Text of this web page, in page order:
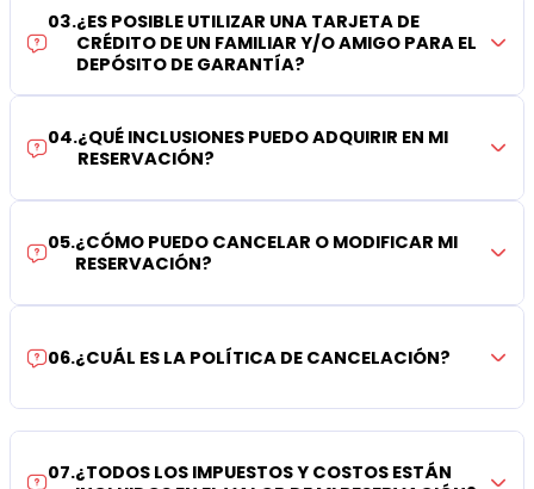
03.¿ES POSIBLE UTILIZAR UNA TARJETA DE
CRÉDITO DE UN FAMILIAR Y/O AMIGO PARA EL
DEPÓSITO DE GARANTÍA?
04.¿QUÉ INCLUSIONES PUEDO ADQUIRIR EN MI
RESERVACIÓN?
05.¿CÓMO PUEDO CANCELAR O MODIFICAR MI
RESERVACIÓN?
06.¿CUÁL ES LA POLÍTICA DE CANCELACIÓN?
07.¿TODOS LOS IMPUESTOS Y COSTOS ESTÁN